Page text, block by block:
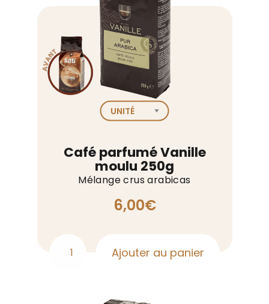
Café parfumé Vanille
moulu 250g
Mélange crus arabicas
6,00€
quantité
Ajouter au panier